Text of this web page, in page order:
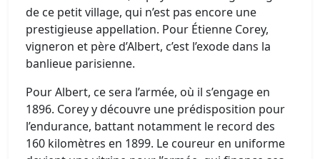
de ce petit village, qui n’est pas encore une
prestigieuse appellation. Pour Étienne Corey,
vigneron et père d’Albert, c’est l’exode dans la
banlieue parisienne.
Pour Albert, ce sera l’armée, où il s’engage en
1896. Corey y découvre une prédisposition pour
l’endurance, battant notamment le record des
160 kilomètres en 1899. Le coureur en uniforme